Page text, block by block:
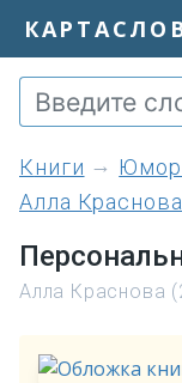
книги
Алла Краснова
Алла Краснова